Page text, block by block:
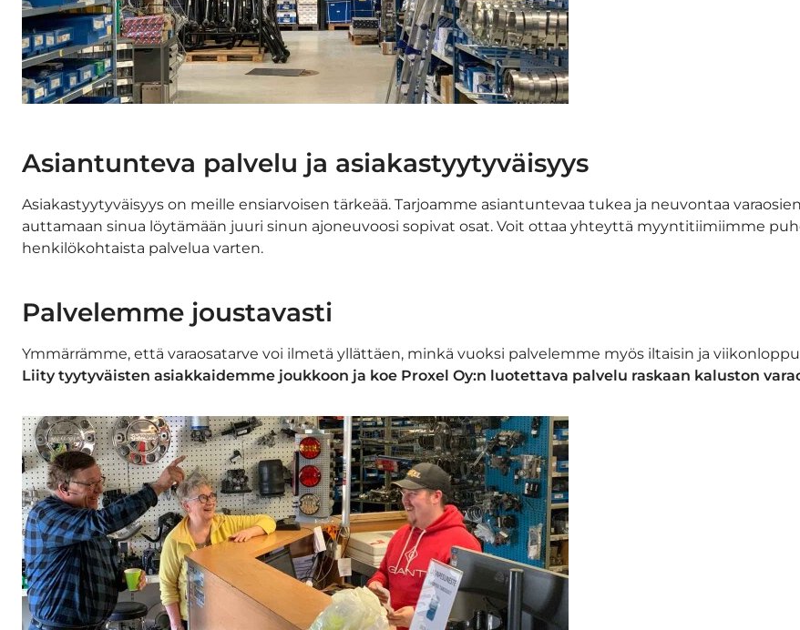
Asiantunteva palvelu ja asiakastyytyväisyys
Asiakastyytyväisyys on meille ensiarvoisen tärkeää. Tarjoamme asiantuntevaa tukea ja neuvontaa
auttamaan sinua löytämään juuri sinun ajoneuvoosi sopivat osat. Voit ottaa yhteyttä myyntitiimiimme
henkilökohtaista palvelua varten.
Palvelemme joustavasti
Ymmärrämme, että varaosatarve voi ilmetä yllättäen, minkä vuoksi palvelemme myös iltaisin ja
Liity tyytyväisten asiakkaidemme joukkoon ja koe Proxel Oy:n luotettava palvelu raskaan kaluston